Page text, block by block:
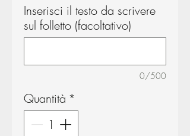
Inserisci il testo da scrivere
sul folletto (facoltativo)
0/500
Quantità *